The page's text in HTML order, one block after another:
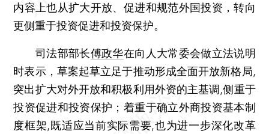
内容上也从扩大开放、促进和规范外国投资，转向
更侧重于投资促进和投资保护。
司法部部长傅政华在向人大常委会做立法说明
时表示，草案起草立足于推动形成全面开放新格局,
突出扩大对外开放和积极利用外资的主基调,侧重于
投资促进和投资保护；着重于确立外商投资基本制
度框架,既适应当前实际需要,也为进一步深化改革